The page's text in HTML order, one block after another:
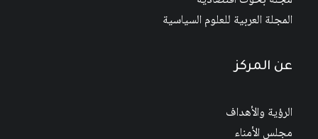
المجلة العربية للعلوم السياسية
عن المركز
الرؤية والأهداف
مجلس الأمناء